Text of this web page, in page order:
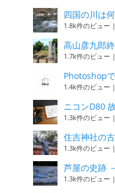
四国の川は
1.8k件のビュー |
高山彦九郎
1.7k件のビュー |
Photoshop
1.4k件のビュー |
ニコンD80
1.3k件のビュー |
住吉神社の
1.3k件のビュー |
芦屋の史跡
1.3k件のビュー |